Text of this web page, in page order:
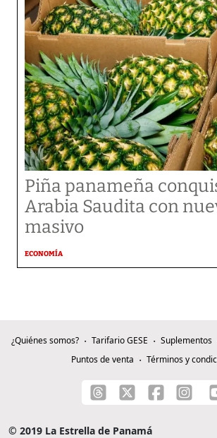
Piña panameña
Arabia Saudita con
masivo
ECONOMÍA
¿Quiénes somos? Tarifario GESE Suplementos
Puntos de venta
Términos y
© 2019 La Estrella de Panamá